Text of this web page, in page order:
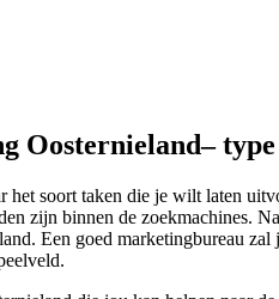
Oosternieland–
het soort taken die je wilt laten
zijn binnen de zoekmachines.
Een goed marketingbureau